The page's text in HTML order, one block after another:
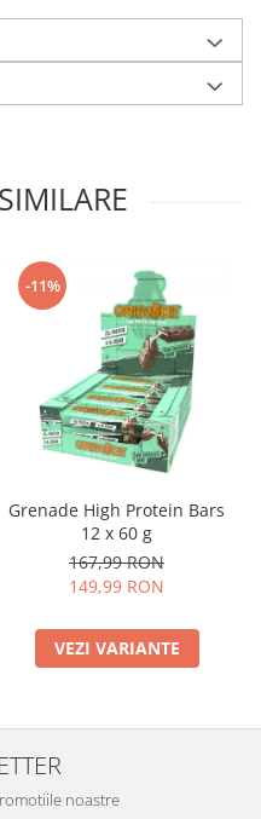
-11%
Grenade High Protein Bars
12 x 60 g
167,99 RON
149,99 RON
VEZI VARIANTE
noastre